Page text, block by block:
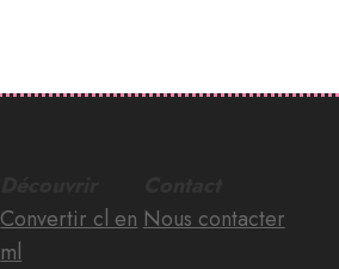
Convertir cl en
ml
Nous contacter